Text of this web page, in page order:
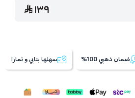
١٣٩
ضمان ذهبي 100% سهلها بتابي و تمارا